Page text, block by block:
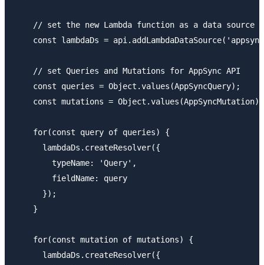
// set the new Lambda function as a data source
const lambdaDs =
    // set Queries and Mutations for AppSync API
    const queries = Object.values(AppSyncQuery);
    const mutations = Object.values(AppSyncMutation);
    for(const query of queries) {
      lambdaDs.createResolver({
        typeName: 'Query',
        fieldName: query
      });
    }
    for(const mutation of mutations) {
      lambdaDs.createResolver({